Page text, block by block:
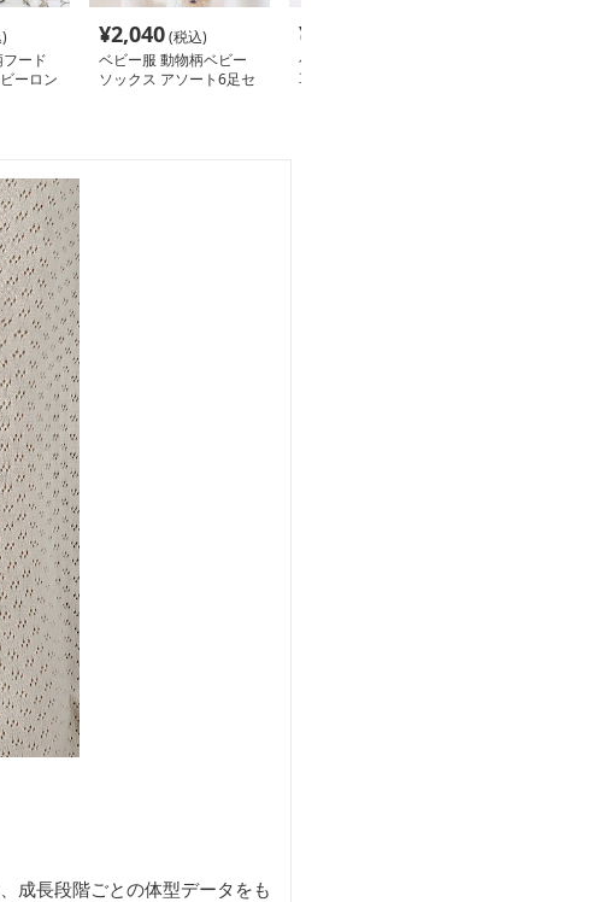
ード
ーロン
¥2,040(税込)
ベビー服 動物柄ベビー
ソックス アソート6足セ
¥
ベビー服 もこもこ動物
耳付きフード裏起毛ロン
成長段階ごとの体型データをも